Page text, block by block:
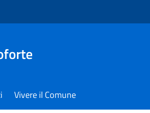
Vivere il Comune